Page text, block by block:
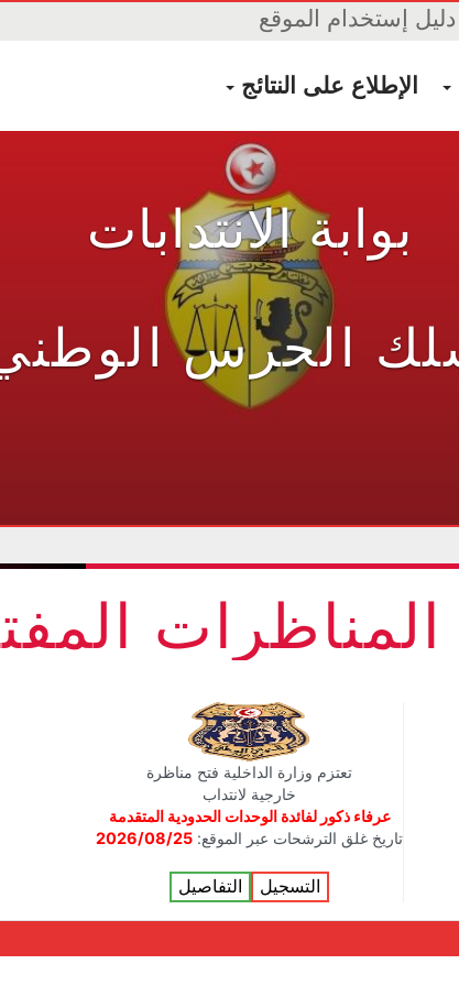
دليل إستخدام الموقع
الإطلاع على النتائج
بوابةالانتدابات
الحرس
المناظرات
تعتزم وزارة الداخلية فتح مناظرة
خارجية لانتداب
عرفاء ذكور لفائدة الوحدات الحدودية المتقدمة
تاريخ غلق الترشحات عبر الموقع: 2026/08/25